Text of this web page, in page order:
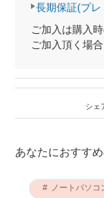
長期保証(プ
ご加入は購入
ご加入頂く場
シェ
あなたにおすす
ノートパソコ